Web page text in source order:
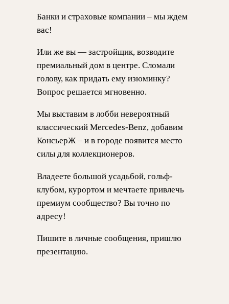
Банки и страховые компании – мы ждем
вас!
Или же вы — застройщик, возводите
премиальный дом в центре. Сломали
голову, как придать ему изюминку?
Вопрос решается мгновенно.
Мы выставим в лобби невероятный
классический Mercedes-Benz, добавим
КонсьерЖ – и в городе появится место
силы для коллекционеров.
Владеете большой усадьбой, гольф-
клубом, курортом и мечтаете привлечь
премиум сообщество? Вы точно по
адресу!
Пишите в личные сообщения, пришлю
презентацию.